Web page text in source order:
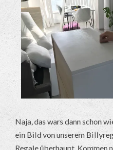
Naja, das wars dann schon
ein Bild von unserem
Regale überhaupt. Kommen